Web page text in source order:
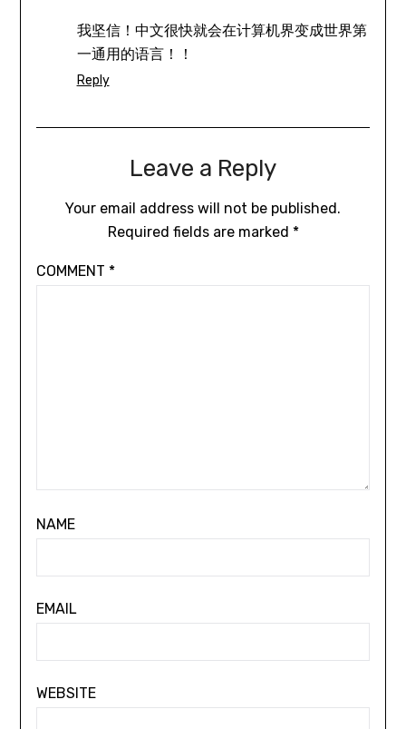
我坚信！中文很快就会在计算机界变成世界第
一通用的语言！！
Reply
Leave a Reply
Your email address will not be published.
Required fields are marked *
COMMENT *
NAME
EMAIL
WEBSITE